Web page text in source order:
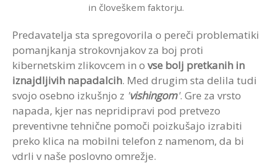
in človeškem faktorju.
Predavatelja sta spregovorila o pereči problematiki
pomanjkanja strokovnjakov za boj proti
kibernetskim zlikovcem in o vse bolj pretkanih in
iznajdljivih napadalcih. Med drugim sta delila tudi
svojo osebno izkušnjo z 'vishingom'. Gre za vrsto
napada, kjer nas nepridipravi pod pretvezo
preventivne tehnične pomoči poizkušajo izrabiti
preko klica na mobilni telefon z namenom, da bi
vdrli v naše poslovno omrežje.